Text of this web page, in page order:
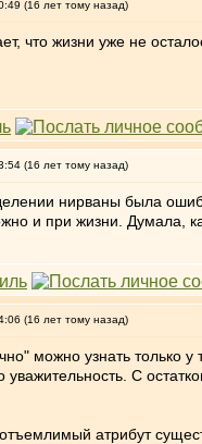
(16 лет тому назад)
что жизни уже не
(16 лет тому назад)
нирваны была
и при жизни. Думала,
(16 лет тому назад)
можно узнать только у
уважительность. С
атрибут